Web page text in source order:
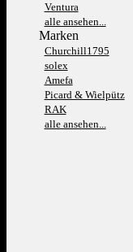
Ventura
alle ansehen...
Marken
Churchill1795
solex
Amefa
Picard & Wielpütz
RAK
alle ansehen...